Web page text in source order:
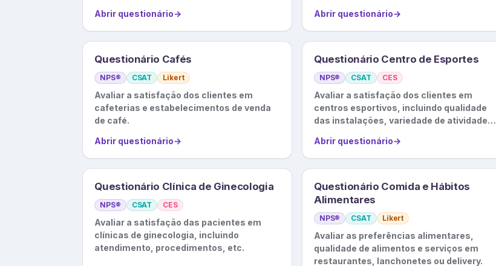
Abrir questionário→
a viagem, etc.
Abrir questionário→
Questionário Cafés
NPS® CSAT Likert
Avaliar a satisfação dos clientes em
cafeterias e estabelecimentos de venda
de café.
Abrir questionário→
Questionário Centro de Esportes
NPS® CSAT CES
Avaliar a satisfação dos clientes em
centros esportivos, incluindo qualidade
das instalações, variedade de atividades,
Abrir questionário→
Questionário Clínica de Ginecologia
NPS® CSAT CES
Avaliar a satisfação das pacientes em
clínicas de ginecologia, incluindo
atendimento, procedimentos, etc.
Questionário Comida e Hábitos
Alimentares
NPS® CSAT Likert
Avaliar as preferências alimentares,
qualidade de alimentos e serviços em
restaurantes, lanchonetes ou delivery.